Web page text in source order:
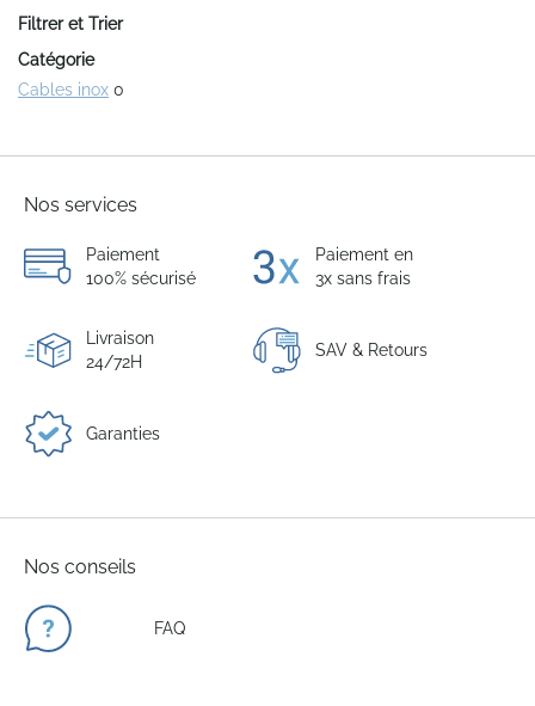
Filtrer et Trier
Catégorie
Cables inox 0
Nos services
Paiement
100% sécurisé
Paiement en
3x sans frais
Livraison
24/72H
SAV & Retours
Garanties
Nos conseils
FAQ